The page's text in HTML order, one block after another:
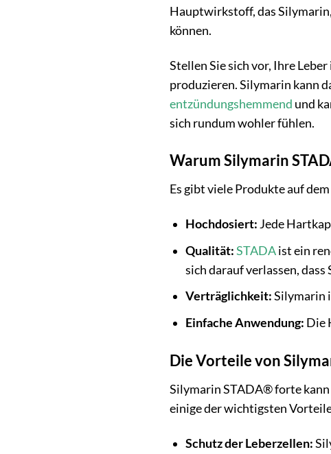
Hauptwirkstoff, das
können.
Stellen Sie sich vor, Ihre
produzieren. Silymarin kann
entzündungshemmend und
sich rundum wohler fühlen.
Warum Silymarin
Es gibt viele Produkte auf
Hochdosiert:Jede
Qualität:STADAist ein
sich darauf verlassen,
Verträglichkeit:Silymarin
Einfache Anwendung: Die
Die Vorteile von
Silymarin STADA® forte
einige der wichtigsten
Schutz der Leberzellen: